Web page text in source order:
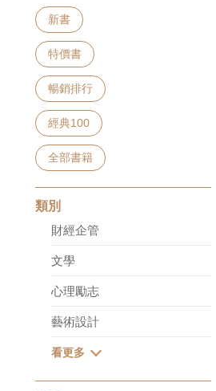
新書
特價書
暢銷排行
經典100
全部書籍
類別
財經企管
文學
心理勵志
藝術設計